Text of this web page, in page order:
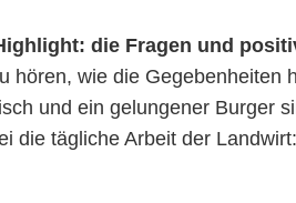
die Fragen und
hören, wie die Gegebenheiten
und ein gelungener Burger
die tägliche Arbeit der